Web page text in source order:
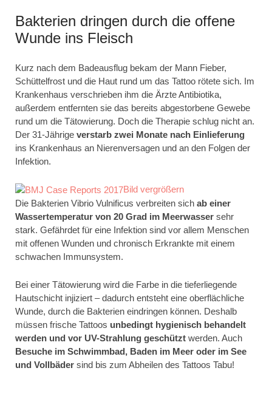
Bakterien dringen durch die offene
Wunde ins Fleisch
Kurz nach dem Badeausflug bekam der Mann Fieber,
Schüttelfrost und die Haut rund um das Tattoo rötete sich. Im
Krankenhaus verschrieben ihm die Ärzte Antibiotika,
außerdem entfernten sie das bereits abgestorbene Gewebe
rund um die Tätowierung. Doch die Therapie schlug nicht an.
Der 31-Jährige verstarb zwei Monate nach Einlieferung
ins Krankenhaus an Nierenversagen und an den Folgen der
Infektion.
Bild vergrößern
Die Bakterien Vibrio Vulnificus verbreiten sich ab einer
Wassertemperatur von 20 Grad im Meerwasser sehr
stark. Gefährdet für eine Infektion sind vor allem Menschen
mit offenen Wunden und chronisch Erkrankte mit einem
schwachen Immunsystem.
Bei einer Tätowierung wird die Farbe in die tieferliegende
Hautschicht injiziert – dadurch entsteht eine oberflächliche
Wunde, durch die Bakterien eindringen können. Deshalb
müssen frische Tattoos unbedingt hygienisch behandelt
werden und vor UV-Strahlung geschützt werden. Auch
Besuche im Schwimmbad, Baden im Meer oder im See
und Vollbäder sind bis zum Abheilen des Tattoos Tabu!